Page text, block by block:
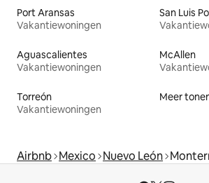
Port Aransas
Vakantiewoningen
San Luis
Aguascalientes
Vakantiewoningen
McAllen
Torreón
Vakantiewoningen
Meer
Airbnb Mexico Nuevo León